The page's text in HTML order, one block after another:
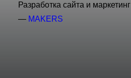
Разработка сайта и маркетинг
— MAKERS